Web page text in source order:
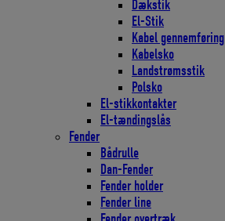
Dækstik
El-Stik
Kabel gennemføring
Kabelsko
Landstrømsstik
Polsko
El-stikkontakter
El-tændingslås
Fender
Bådrulle
Dan-Fender
Fender holder
Fender line